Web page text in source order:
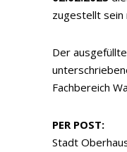
zugestellt sein
Der
Fachbereich
PER POST:
Stadt